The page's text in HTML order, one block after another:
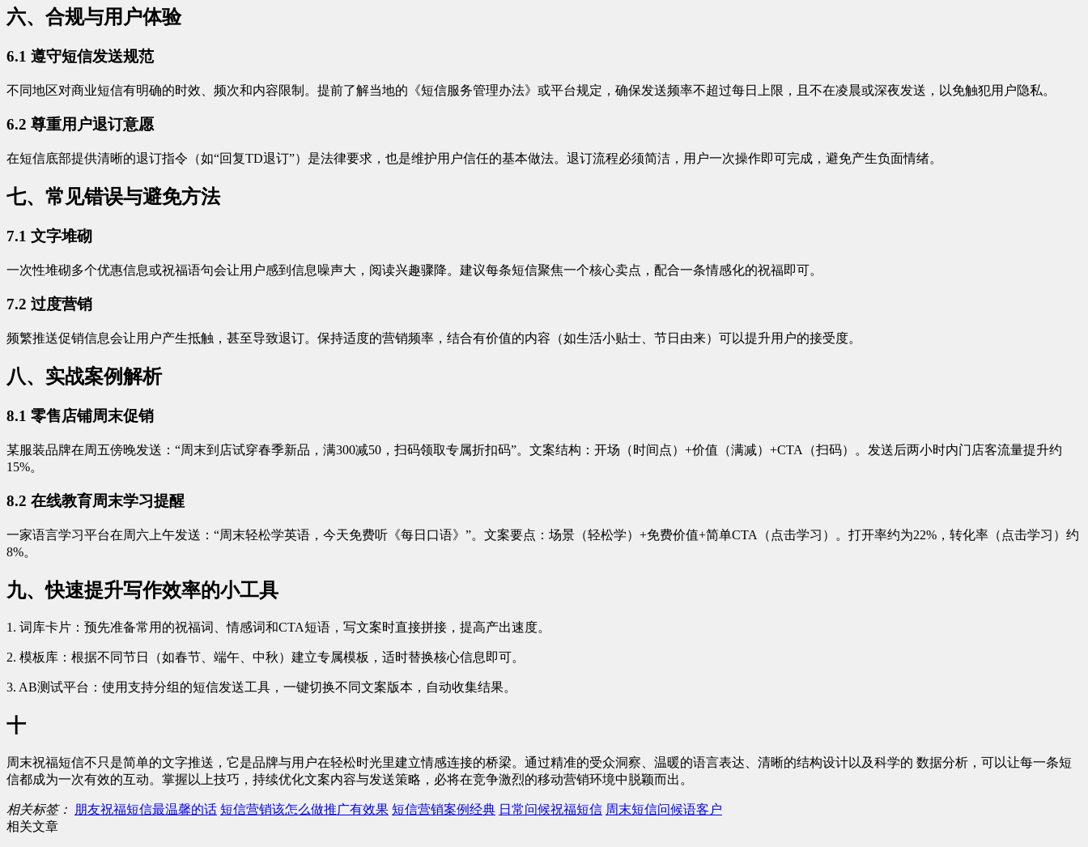
六、合规与用户体验
6.1 遵守短信发送规范
不同地区对商业短信有明确的时效、频次和内容限制。提前了解当地的《短信服务管理办法》或平台规定，确保发送频率不超过每日上限，且不在凌晨或深夜发送，以免触犯用户隐私。
6.2 尊重用户退订意愿
在短信底部提供清晰的退订指令（如“回复TD退订”）是法律要求，也是维护用户信任的基本做法。退订流程必须简洁，用户一次操作即可完成，避免产生负面情绪。
七、常见错误与避免方法
7.1 文字堆砌
一次性堆砌多个优惠信息或祝福语句会让用户感到信息噪声大，阅读兴趣骤降。建议每条短信聚焦一个核心卖点，配合一条情感化的祝福即可。
7.2 过度营销
频繁推送促销信息会让用户产生抵触，甚至导致退订。保持适度的营销频率，结合有价值的内容（如生活小贴士、节日由来）可以提升用户的接受度。
八、实战案例解析
8.1 零售店铺周末促销
某服装品牌在周五傍晚发送：“周末到店试穿春季新品，满300减50，扫码领取专属折扣码”。文案结构：开场（时间点）+价值（满减）+CTA（扫码）。发送后两小时内门店客流量提升约
15%。
8.2 在线教育周末学习提醒
一家语言学习平台在周六上午发送：“周末轻松学英语，今天免费听《每日口语》”。文案要点：场景（轻松学）+免费价值+简单CTA（点击学习）。打开率约为22%，转化率（点击学习）约
8%。
九、快速提升写作效率的小工具
1. 词库卡片：预先准备常用的祝福词、情感词和CTA短语，写文案时直接拼接，提高产出速度。
2. 模板库：根据不同节日（如春节、端午、中秋）建立专属模板，适时替换核心信息即可。
3. AB测试平台：使用支持分组的短信发送工具，一键切换不同文案版本，自动收集结果。
十
周末祝福短信不只是简单的文字推送，它是品牌与用户在轻松时光里建立情感连接的桥梁。通过精准的受众洞察、温暖的语言表达、清晰的结构设计以及科学的 数据分析，可以让每一条短
信都成为一次有效的互动。掌握以上技巧，持续优化文案内容与发送策略，必将在竞争激烈的移动营销环境中脱颖而出。
相关标签： 朋友祝福短信最温馨的话 短信营销该怎么做推广有效果 短信营销案例经典 日常问候祝福短信 周末短信问候语客户
相关文章